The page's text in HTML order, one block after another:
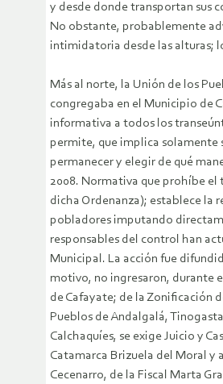
y desde donde transportan sus
No obstante, probablemente
intimidatoria desde las alturas;
Más al norte, la Unión de los
congregaba en el Municipio de
informativa a todos los
permite, que implica solamente
permanecer y elegir de qué
2008. Normativa que prohíbe el
dicha Ordenanza); establece la
pobladores imputando
responsables del control han
Municipal. La acción fue
motivo, no ingresaron, durante
de Cafayate; de la Zonificación
Pueblos de Andalgalá,
Calchaquíes, se exige Juicio y
Catamarca Brizuela del Moral y
Cecenarro, de la Fiscal Marta